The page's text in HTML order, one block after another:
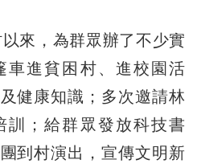
來，為群眾辦了不少實
車進貧困村、進校園活
健康知識；多次邀請林
訓；給群眾發放科技書
到村演出，宣傳文明新